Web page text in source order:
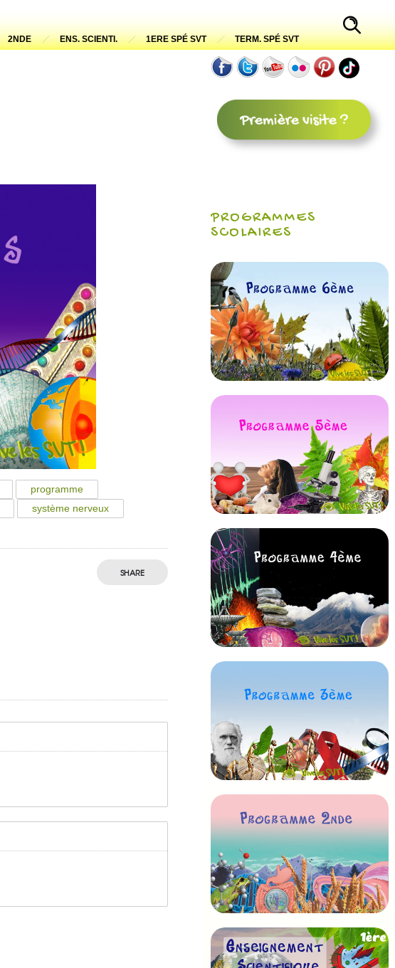
2NDE ENS. SCIENTI. 1ERE SPÉ SVT
TERM. SPÉ SVT
programme
système nerveux
SHARE
PROGRAMMES
SCOLAIRES